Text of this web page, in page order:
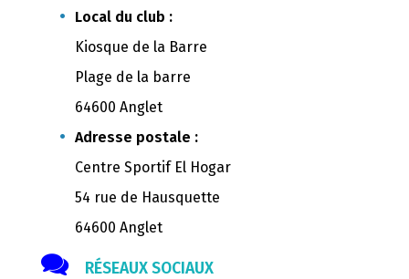
Local du club :
Kiosque de la Barre
Plage de la barre
64600 Anglet
Adresse postale :
Centre Sportif El Hogar
54 rue de Hausquette
64600 Anglet
RÉSEAUX SOCIAUX